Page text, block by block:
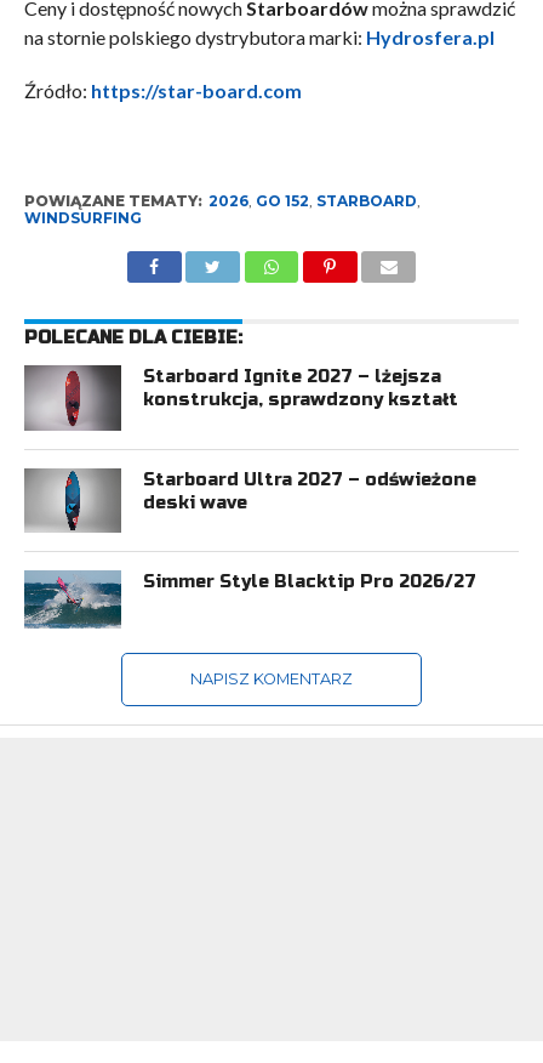
Ceny i dostępność nowychStarboardówmożna sprawdzić
na stornie polskiego dystrybutora marki: Hydrosfera.pl
Źródło: https://star-board.com
POWIĄZANE TEMATY: 2026, GO 152, STARBOARD,
WINDSURFING
POLECANE DLA CIEBIE:
Starboard Ignite 2027 – lżejsza
konstrukcja, sprawdzony kształt
Starboard Ultra 2027 – odświeżone
deski wave
Simmer Style Blacktip Pro 2026/27
NAPISZ KOMENTARZ